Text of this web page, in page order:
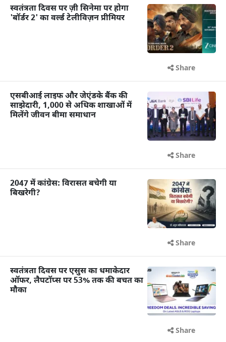
स्वतंत्रता दिवस पर ज़ी सिनेमा पर होगा
'बॉर्डर 2' का वर्ल्ड टेलीविज़न प्रीमियर
Share
एसबीआई लाइफ और जेएंडके बैंक की
साझेदारी, 1,000 से अधिक शाखाओं में
मिलेंगे जीवन बीमा समाधान
Share
2047 में कांग्रेस: विरासत बचेगी या
बिखरेगी?
Share
स्वतंत्रता दिवस पर एसुस का धमाकेदार
ऑफर, लैपटॉप्स पर 53% तक की बचत का
मौका
Share